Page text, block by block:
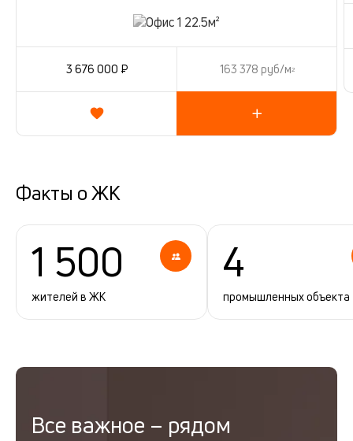
3 676 000 ₽ 163 378 руб/м2
Факты о ЖК
1 500
жителей в ЖК
4
промышленных объекта
Все важное – рядом